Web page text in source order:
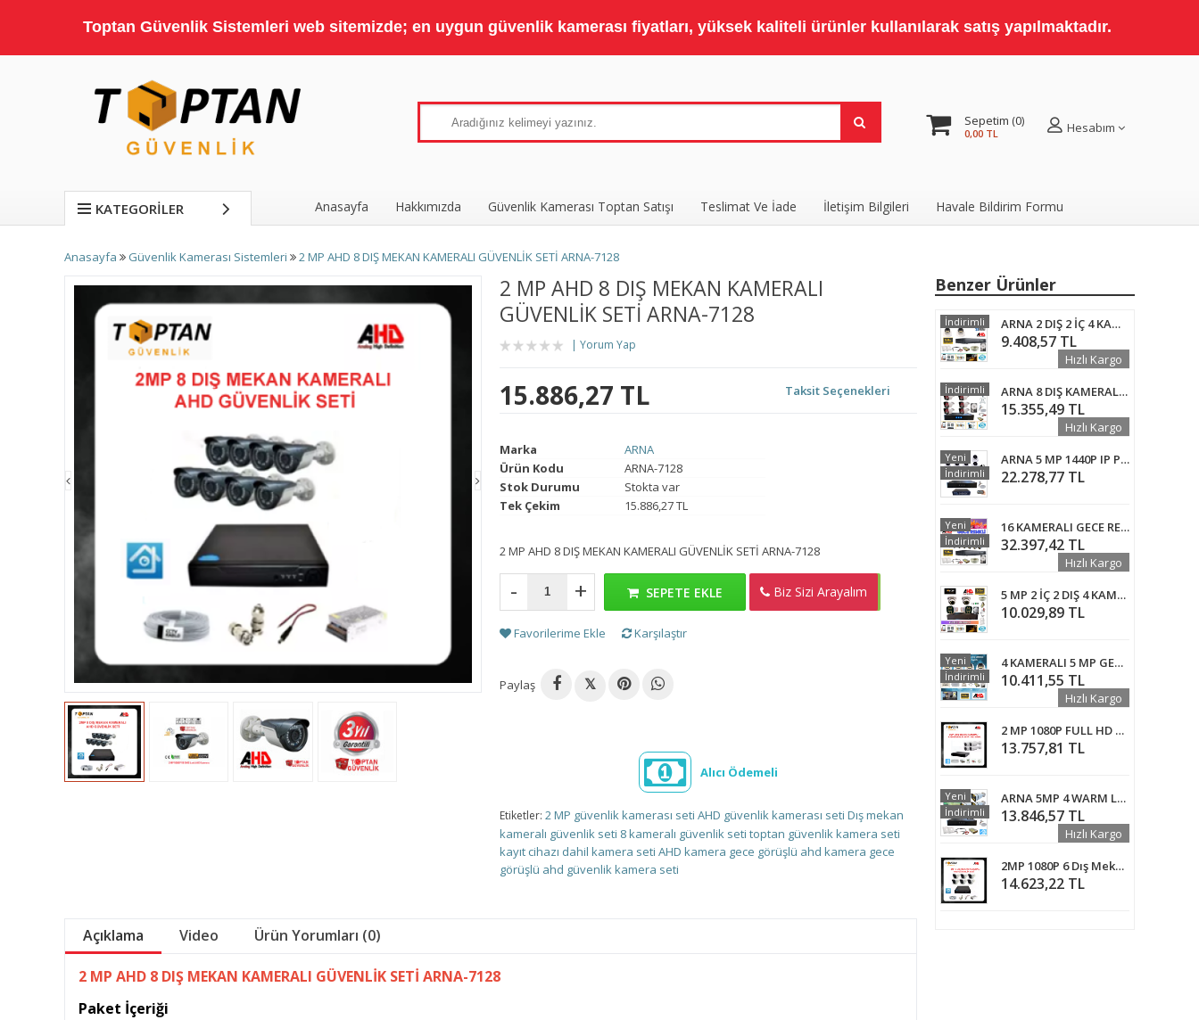
Toptan Güvenlik Sistemleri web sitemizde; en uygun güvenlik kamerası fiyatları, yüksek kaliteli ürünler kullanılarak satış yapılmaktadır.
Sepetim 0
0,00 TL Hesabım
KATEGORILER Anasayfa Hakkımızda Güvenlik Kamerası Toptan Satışı Teslimat Ve İade İletişim Bilgileri Havale Bildirim Formu
Anasayfa Güvenlik Kamerası Sistemleri 2 MP AHD 8 DIŞ MEKAN KAMERALI GÜVENLİK SETİ ARNA-7128
2 MP AHD 8 DIŞ MEKAN KAMERALI
GÜVENLİK SETİ ARNA-7128
Yorum Yap
15.886,27 TL Taksit Seçenekleri
Marka
ARNA
Ürün Kodu
ARNA-7128
Stok Durumu
Stokta var
Tek Çekim
15.886,27 TL
2 MP AHD 8 DIŞ MEKAN KAMERALI GÜVENLİK SETİ ARNA-7128
- + SEPETE EKLE HEMEN AL
Favorilerime Ekle Karşılaştır
Biz Sizi Arayalım
Paylaş 𝕏
Alıcı Ödemeli
Etiketler: 2 MP güvenlik kamerası seti AHD güvenlik kamerası seti Dış mekan
kameralı güvenlik seti 8 kameralı güvenlik seti toptan güvenlik kamera seti
kayıt cihazı dahil kamera seti AHD kamera gece görüşlü ahd kamera gece
görüşlü ahd güvenlik kamera seti
Açıklama Video Ürün Yorumları (0)
2 MP AHD 8 DIŞ MEKAN KAMERALI GÜVENLİK SETİ ARNA-7128
Paket İçeriği
Benzer Ürünler
ARNA 2 DIŞ 2 İÇ 4 KAMERALI 5 MP 8 WARM LEDLİ WATERPROOF AHD GÜVENLİK SETİ 320 GB HDD DAHİL- ST-32058WT
9.408,57 TL
İndirimli
Hızlı Kargo
ARNA 8 DIŞ KAMERALI 2 MP HAREKET ALGILAMA H.265+ 4 TB HDD DAHİL AHD GÜVENLİK SETİ- ST284M
15.355,49 TL
İndirimli
Hızlı Kargo
ARNA 5 MP 1440P IP POE 8 KAMERALI 250 GB HARDDİSK DAHİL İÇ MEKAN GÜVENLİK KAMERA SETİ - ST582501
22.278,77 TL
Yeni
İndirimli
16 KAMERALI GECE RENKLİ SESLİ 5 MP 3 TB HDD DAHİL AHD GÜVENLİK KAMERA SETİ - ST1653WS
32.397,42 TL
Yeni
İndirimli
Hızlı Kargo
5 MP 2 İÇ 2 DIŞ 4 KAMERALI GECE RENKLİ SESLİ 320 GB HDD DAHİL AHD GÜVENLİK KAMERA SETİ - ST225320
10.029,89 TL
4 KAMERALI 5 MP GECE RENKLİ SESLİ İÇ MEKAN DOME GÜVENLİK SETİ 320 GB HDD DAHİL - ST59320
10.411,55 TL
Yeni
İndirimli
Hızlı Kargo
2 MP 1080P FULL HD 4 Metal Kasa Kameralı Ahd Güvenlik Seti ARNA-7464
13.757,81 TL
ARNA 5MP 4 WARM LED DIŞ MEKAN KAMERA SETİ 320 GB HDD VE MONİTÖR DAHİL -ST42320HM
13.846,57 TL
Yeni
İndirimli
Hızlı Kargo
2MP 1080P 6 Dış Mekan Kameralı Ahd Güvenlik Seti ARNA-7146
14.623,22 TL